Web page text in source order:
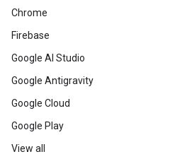
Chrome
Firebase
Google AI Studio
Google Antigravity
Google Cloud
Google Play
View all